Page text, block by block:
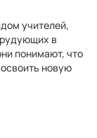
учителей,
в
понимают, что
новую